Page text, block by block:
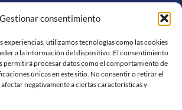
Gestionar consentimiento
experiencias, utilizamos tecnologías como las cookies
a la información del dispositivo. El consentimiento
permitirá procesar datos como el comportamiento de
únicas en este sitio. No consentir o retirar el
negativamente a ciertas características y